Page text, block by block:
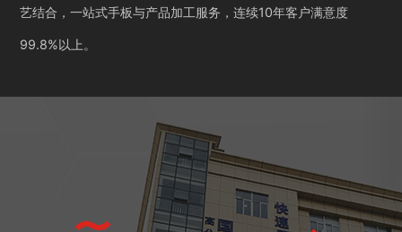
艺结合，一站式手板与产品加工服务，连续10年客户满意度
99.8%以上。